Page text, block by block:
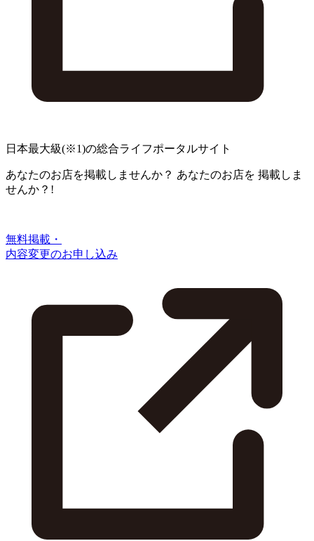
日本最大級(※1)の総合ライフポータルサイト
あなたのお店を掲載しませんか？ あなたのお店を 掲載しま
せんか？!
無料掲載・
内容変更のお申し込み